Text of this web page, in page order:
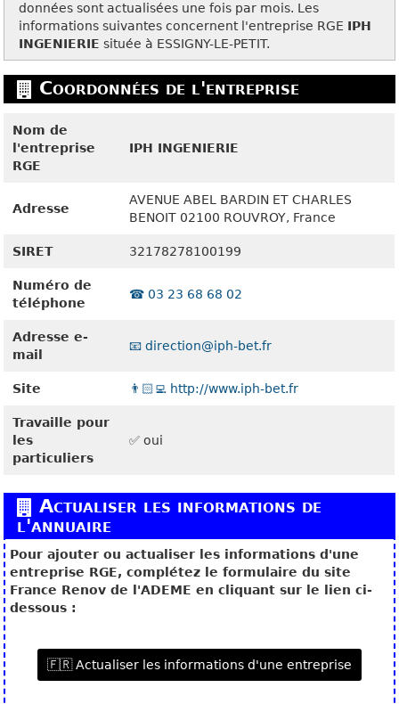
données sont actualisées une fois par mois. Les
informations suivantes concernent l'entreprise RGE IPH
INGENIERIE située à ESSIGNY-LE-PETIT.
Coordonnées de l'entreprise
Nom de
l'entreprise
RGE
IPH INGENIERIE
Adresse
AVENUE ABEL BARDIN ET CHARLES
BENOIT 02100 ROUVROY, France
SIRET 32178278100199
Numéro de
téléphone
☎️ 03 23 68 68 02
Adresse e-
mail
📧 direction@iph-bet.fr
Site 👨🏻‍💻 http://www.iph-bet.fr
Travaille pour
les
particuliers
✅ oui
Actualiser les informations de
l'annuaire
Pour ajouter ou actualiser les informations d'une
entreprise RGE, complétez le formulaire du site
France Renov de l'ADEME en cliquant sur le lien ci-
dessous :
🇫🇷 Actualiser les informations d'une entreprise